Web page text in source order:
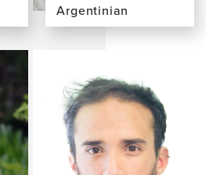
Argentinian
View
page
Lucía
Pertierra,